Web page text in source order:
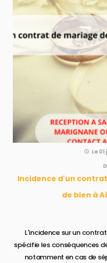
Le
Incidence d'un contrat de mariage de séparation
de bien à
L'incidence sur un contrat de mariage est une clause qui
spécifie les conséquences
notamment en cas de